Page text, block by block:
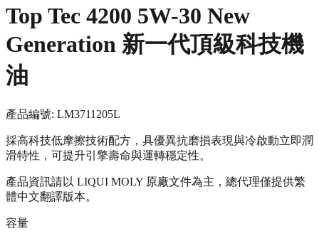
Top Tec 4200 5W-30 New
Generation 新一代頂級科技機
油
產品編號: LM3711 205L
採高科技低摩擦技術配方，具優異抗磨損表現與冷啟動立即潤
滑特性，可提升引擎壽命與運轉穩定性。
產品資訊請以 LIQUI MOLY 原廠文件為主，總代理僅提供繁
體中文翻譯版本。
容量